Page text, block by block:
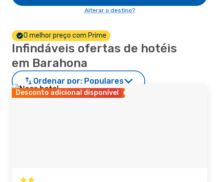
Alterar o destino?
O melhor preço com Prime
Infindáveis ofertas de hotéis
em Barahona
Ordenar por: Populares
Desconto adicional disponível